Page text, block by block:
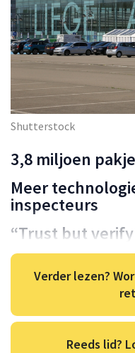
Shutterstock
3,8 miljoen
Meer
inspecteurs
“Trust but
Verder lezen?
Reeds lid?